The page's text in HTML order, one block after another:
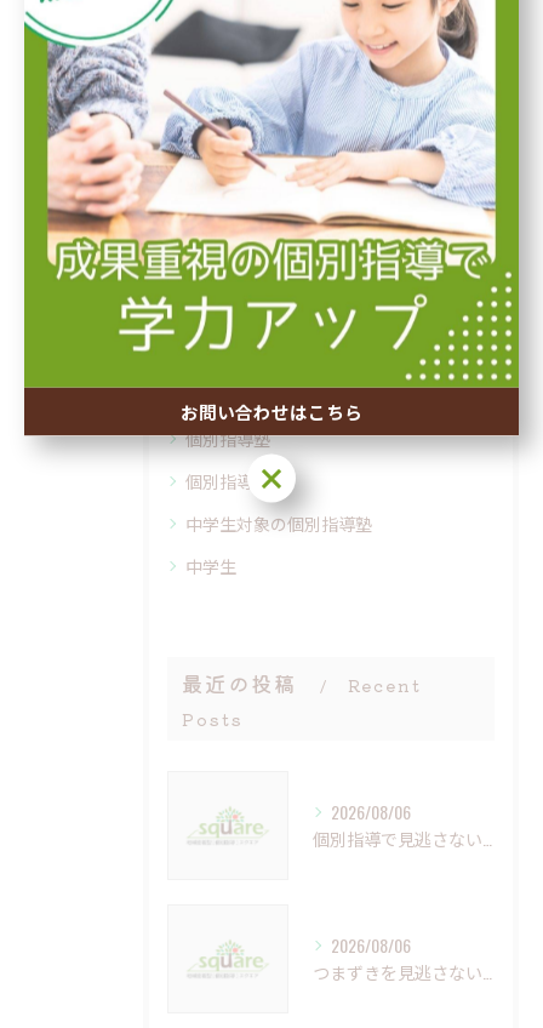
実力テスト
定期テスト対策
テスト前対策
学習習慣を身につける
夏期講習
塾での自学自習
冬期講習
内申点アップ
先取り授業
個別指導塾で行う英検対策
個別指導塾
個別指導
中学生対象の個別指導塾
中学生
最近の投稿
Recent
Posts
2026/08/06
2026/08/06
お問い合わせはこちら
お問い合わせはこちら